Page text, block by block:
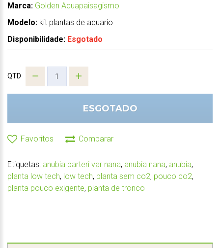
Marca: Golden Aquapaisagismo
Modelo: kit plantas de aquario
Disponibilidade: Esgotado
QTD
ESGOTADO
Favoritos Comparar
Etiquetas: anubia barteri var nana, anubia nana, anubia,
planta low tech, low tech, planta sem co2, pouco co2,
planta pouco exigente, planta de tronco